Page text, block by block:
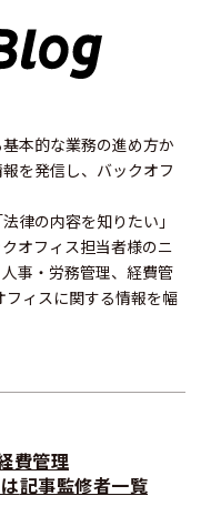
本的な業務の進め方か
を発信し、バックオフ
律の内容を知りたい」
オフィス担当者様のニ
事・労務管理、経費管
フィスに関する情報を幅
費管理
記事監修者一覧